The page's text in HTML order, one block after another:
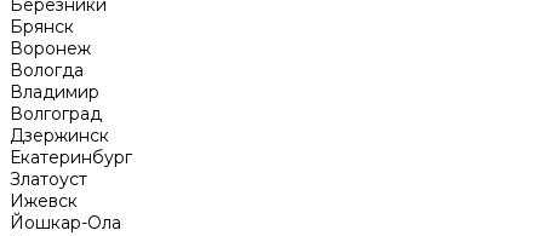
Березники
Брянск
Воронеж
Вологда
Владимир
Волгоград
Дзержинск
Екатеринбург
Златоуст
Ижевск
Йошкар-Ола